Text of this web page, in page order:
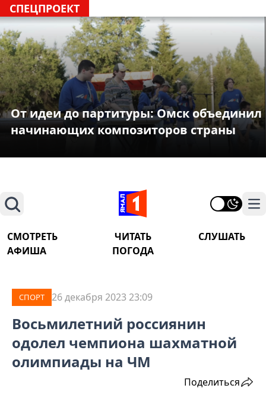
СПЕЦПРОЕКТ
От идеи до партитуры: Омск объединил
начинающих композиторов страны
Поиск
СМОТРЕТЬ ЧИТАТЬ
СЛУШАТЬ
АФИША
ПОГОДА
СПОРТ 26 декабря 2023 23:09
Восьмилетний россиянин
одолел чемпиона шахматной
олимпиады на ЧМ
Поделиться